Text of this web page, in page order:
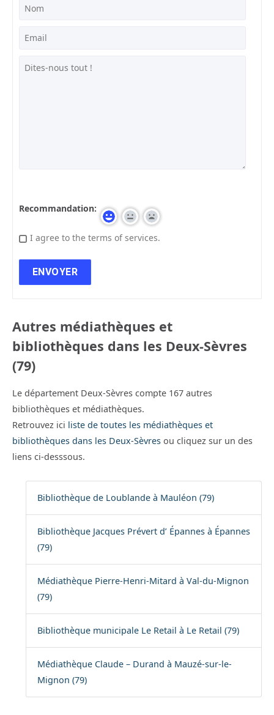
Recommandation:
I agree to the terms of services.
Autres médiathèques et
bibliothèques dans les Deux-Sèvres
(79)
Le département Deux-Sèvres compte 167 autres
bibliothèques et médiathèques.
Retrouvez ici liste de toutes les médiathèques et
bibliothèques dans les Deux-Sèvres ou cliquez sur un des
liens ci-desssous.
Bibliothèque de Loublande à Mauléon (79)
Bibliothèque Jacques Prévert d’ Épannes à Épannes
(79)
Médiathèque Pierre-Henri-Mitard à Val-du-Mignon
(79)
Bibliothèque municipale Le Retail à Le Retail (79)
Médiathèque Claude – Durand à Mauzé-sur-le-
Mignon (79)